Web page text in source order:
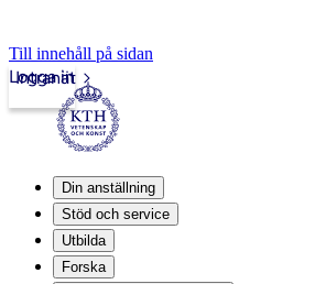
Till innehåll på sidan
Intranät
Logga in
Din anställning
Stöd och service
Utbilda
Forska